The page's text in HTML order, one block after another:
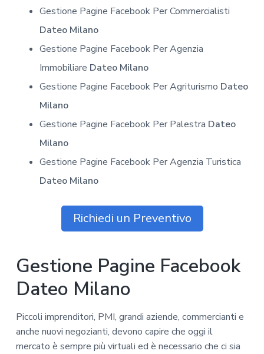
Gestione Pagine Facebook Per Commercialisti
Dateo Milano
Gestione Pagine Facebook Per Agenzia
Immobiliare Dateo Milano
Gestione Pagine Facebook Per Agriturismo Dateo
Milano
Gestione Pagine Facebook Per Palestra Dateo
Milano
Gestione Pagine Facebook Per Agenzia Turistica
Dateo Milano
Richiedi un Preventivo
Gestione Pagine Facebook
Dateo Milano
Piccoli imprenditori, PMI, grandi aziende, commercianti e
anche nuovi negozianti, devono capire che oggi il
mercato è sempre più virtuali ed è necessario che ci sia